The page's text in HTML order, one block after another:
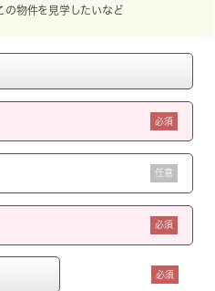
の物件を見学したいなど
必須
任意
必須
必須